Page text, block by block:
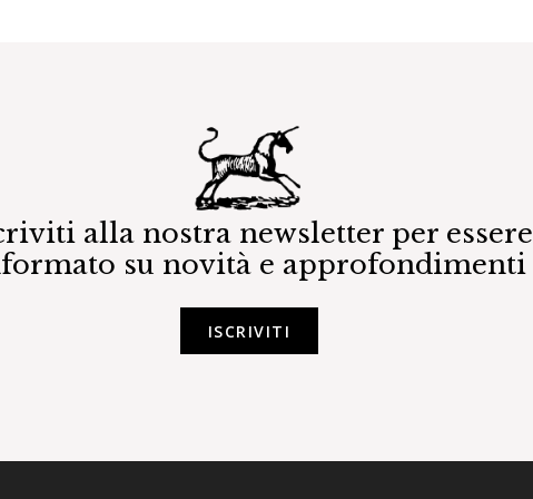
alla nostra newsletter per essere
su novità e approfondimenti
ISCRIVITI